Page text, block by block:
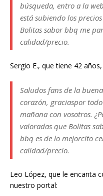
búsqueda, entro a la
está subiendo los
Bolitas sabor bbq me
calidad/precio.
Sergio E., que tiene 42
Saludos fans de la
corazón, graciaspor
mañana con vosotros.
valoradas que Bolitas
bbq es de lo mejorcito
calidad/precio.
Leo López, que le encanta
nuestro portal: